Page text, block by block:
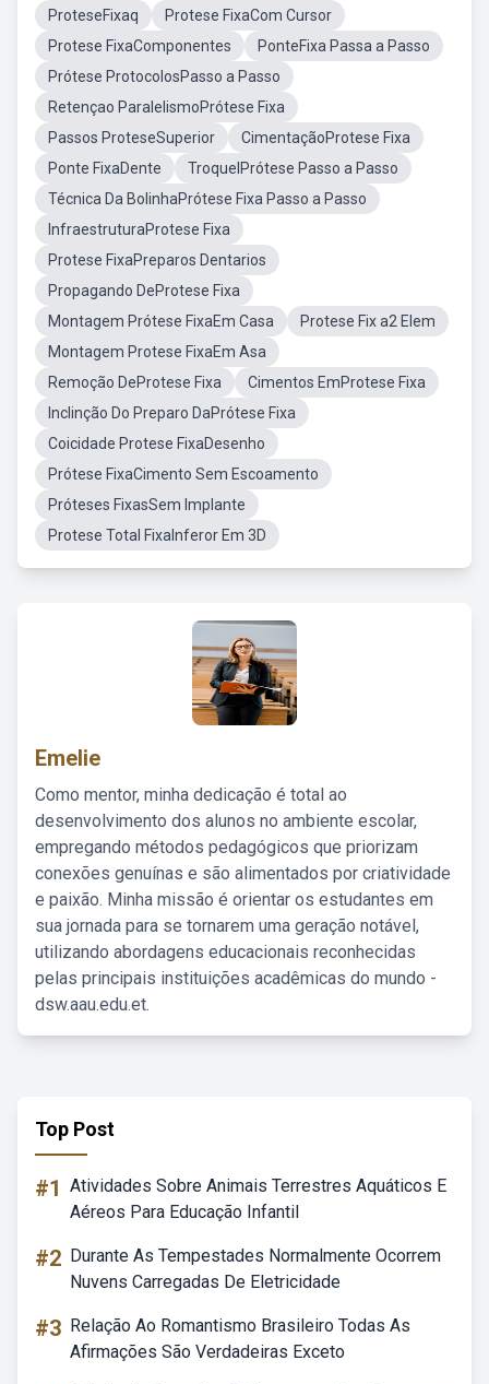
ProteseFixaq
Protese FixaCom Cursor
Protese FixaComponentes
PonteFixa Passa a Passo
Prótese ProtocolosPasso a Passo
Retençao ParalelismoPrótese Fixa
Passos ProteseSuperior
CimentaçãoProtese Fixa
Ponte FixaDente
TroquelPrótese Passo a Passo
Técnica Da BolinhaPrótese Fixa Passo a Passo
InfraestruturaProtese Fixa
Protese FixaPreparos Dentarios
Propagando DeProtese Fixa
Montagem Prótese FixaEm Casa
Protese Fix a2 Elem
Montagem Protese FixaEm Asa
Remoção DeProtese Fixa
Cimentos EmProtese Fixa
Inclinção Do Preparo DaPrótese Fixa
Coicidade Protese FixaDesenho
Prótese FixaCimento Sem Escoamento
Próteses FixasSem Implante
Protese Total FixaInferor Em 3D
Emelie
Como mentor, minha dedicação é total ao
desenvolvimento dos alunos no ambiente escolar,
empregando métodos pedagógicos que priorizam
conexões genuínas e são alimentados por criatividade
e paixão. Minha missão é orientar os estudantes em
sua jornada para se tornarem uma geração notável,
utilizando abordagens educacionais reconhecidas
pelas principais instituições acadêmicas do mundo -
dsw.aau.edu.et.
Top Post
#1 Atividades Sobre Animais Terrestres Aquáticos E
Aéreos Para Educação Infantil
#2 Durante As Tempestades Normalmente Ocorrem
Nuvens Carregadas De Eletricidade
#3 Relação Ao Romantismo Brasileiro Todas As
Afirmações São Verdadeiras Exceto